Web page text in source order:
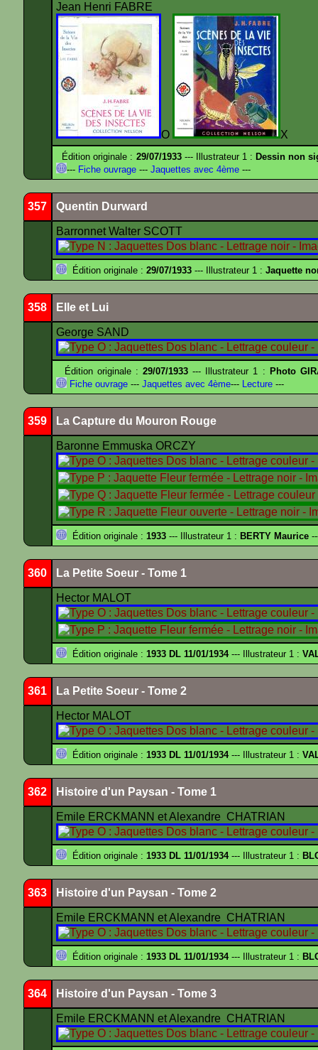
Jean Henri FABRE
O X
Édition originale : 29/07/1933--- Illustrateur 1 : Dessin non
--- Fiche ouvrage --- Jaquettes avec 4ème ---
357 Quentin Durward
Barronnet Walter SCOTT
Édition originale : 29/07/1933 --- Illustrateur 1 : Jaquette
358 Elle et Lui
George SAND
Édition originale :29/07/1933 --- Illustrateur 1 : Photo
Fiche ouvrage --- Jaquettes avec 4ème--- Lecture ---
359 La Capture du Mouron Rouge
Baronne Emmuska ORCZY
Édition originale : 1933 --- Illustrateur 1 : BERTY Maurice
360 La Petite Soeur - Tome 1
Hector MALOT
Édition originale : 1933 DL 11/01/1934--- Illustrateur 1 :
361 La Petite Soeur - Tome 2
Hector MALOT
Édition originale : 1933 DL 11/01/1934--- Illustrateur 1 :
362 Histoire d'un Paysan - Tome 1
Emile ERCKMANN et Alexandre CHATRIAN
Édition originale : 1933 DL 11/01/1934--- Illustrateur 1 :
363 Histoire d'un Paysan - Tome 2
Emile ERCKMANN et Alexandre CHATRIAN
Édition originale : 1933 DL 11/01/1934--- Illustrateur 1 :
364 Histoire d'un Paysan - Tome 3
Emile ERCKMANN et Alexandre CHATRIAN